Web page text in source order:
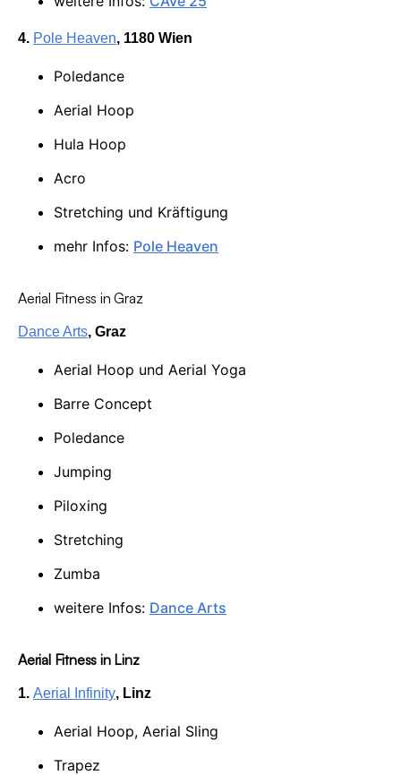
4. Pole Heaven, 1180 Wien
Poledance
Aerial Hoop
Hula Hoop
Acro
Stretching und Kräftigung
mehr Infos: Pole Heaven
Aerial Fitness in Graz
Dance Arts, Graz
Aerial Hoop und Aerial Yoga
Barre Concept
Poledance
Jumping
Piloxing
Stretching
Zumba
weitere Infos: Dance Arts
Aerial Fitness in Linz
1. Aerial Infinity, Linz
Aerial Hoop, Aerial Sling
Trapez